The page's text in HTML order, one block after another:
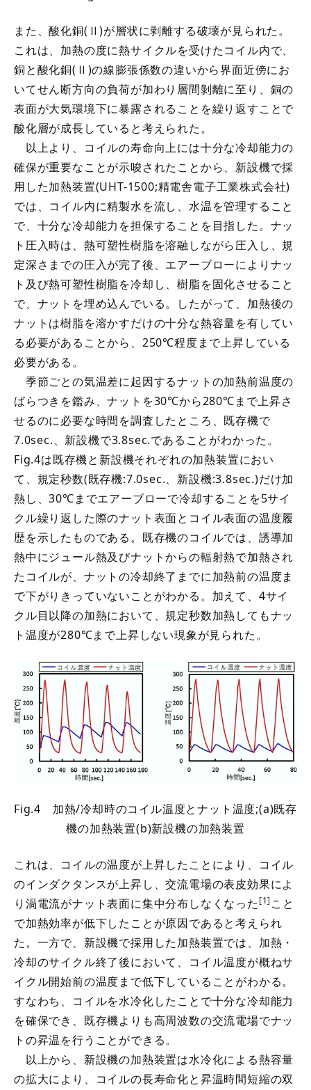
また、酸化銅(Ⅱ)が層状に剥離する破壊が見られた。
これは、加熱の度に熱サイクルを受けたコイル内で、
銅と酸化銅(Ⅱ)の線膨張係数の違いから界面近傍にお
いてせん断方向の負荷が加わり層間剝離に至り、銅の
表面が大気環境下に暴露されることを繰り返すことで
酸化層が成長していると考えられた。
以上より、コイルの寿命向上には十分な冷却能力の
確保が重要なことが示唆されたことから、新設機で採
用した加熱装置(UHT-1500;精電舎電子工業株式会社)
では、コイル内に精製水を流し、水温を管理すること
で、十分な冷却能力を担保することを目指した。ナッ
ト圧入時は、熱可塑性樹脂を溶融しながら圧入し、規
定深さまでの圧入が完了後、エアーブローによりナッ
ト及び熱可塑性樹脂を冷却し、樹脂を固化させること
で、ナットを埋め込んでいる。したがって、加熱後の
ナットは樹脂を溶かすだけの十分な熱容量を有してい
る必要があることから、250℃程度まで上昇している
必要がある。
季節ごとの気温差に起因するナットの加熱前温度の
ばらつきを鑑み、ナットを30℃から280℃まで上昇さ
せるのに必要な時間を調査したところ、既存機で
7.0sec.、新設機で3.8sec.であることがわかった。
Fig.4は既存機と新設機それぞれの加熱装置におい
て、規定秒数(既存機:7.0sec.、新設機:3.8sec.)だけ加
熱し、30℃までエアーブローで冷却することを5サイ
クル繰り返した際のナット表面とコイル表面の温度履
歴を示したものである。既存機のコイルでは、誘導加
熱中にジュール熱及びナットからの輻射熱で加熱され
たコイルが、ナットの冷却終了までに加熱前の温度ま
で下がりきっていないことがわかる。加えて、4サイ
クル目以降の加熱において、規定秒数加熱してもナッ
ト温度が280℃まで上昇しない現象が見られた。
Fig.4 加熱/冷却時のコイル温度とナット温度;(a)既存
機の加熱装置(b)新設機の加熱装置
これは、コイルの温度が上昇したことにより、コイル
のインダクタンスが上昇し、交流電場の表皮効果によ
り渦電流がナット表面に集中分布しなくなった [1] こと
で加熱効率が低下したことが原因であると考えられ
た。一方で、新設機で採用した加熱装置では、加熱・
冷却のサイクル終了後において、コイル温度が概ねサ
イクル開始前の温度まで低下していることがわかる。
すなわち、コイルを水冷化したことで十分な冷却能力
を確保でき、既存機よりも高周波数の交流電場でナッ
トの昇温を行うことができる。
以上から、新設機の加熱装置は水冷化による熱容量
の拡大により、コイルの長寿命化と昇温時間短縮の双